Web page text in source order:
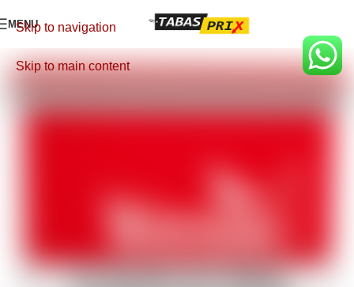
Skip to navigation
Skip to main content
MENU